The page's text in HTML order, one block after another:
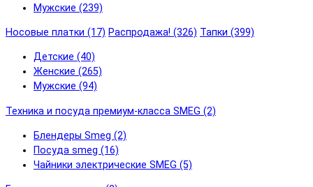
Мужские (239)
Носовые платки (17) Распродажа! (326) Тапки (399)
Детские (40)
Женские (265)
Мужские (94)
Техника и посуда премиум-класса SMEG (2)
Блендеры Smeg (2)
Посуда smeg (16)
Чайники электрические SMEG (5)